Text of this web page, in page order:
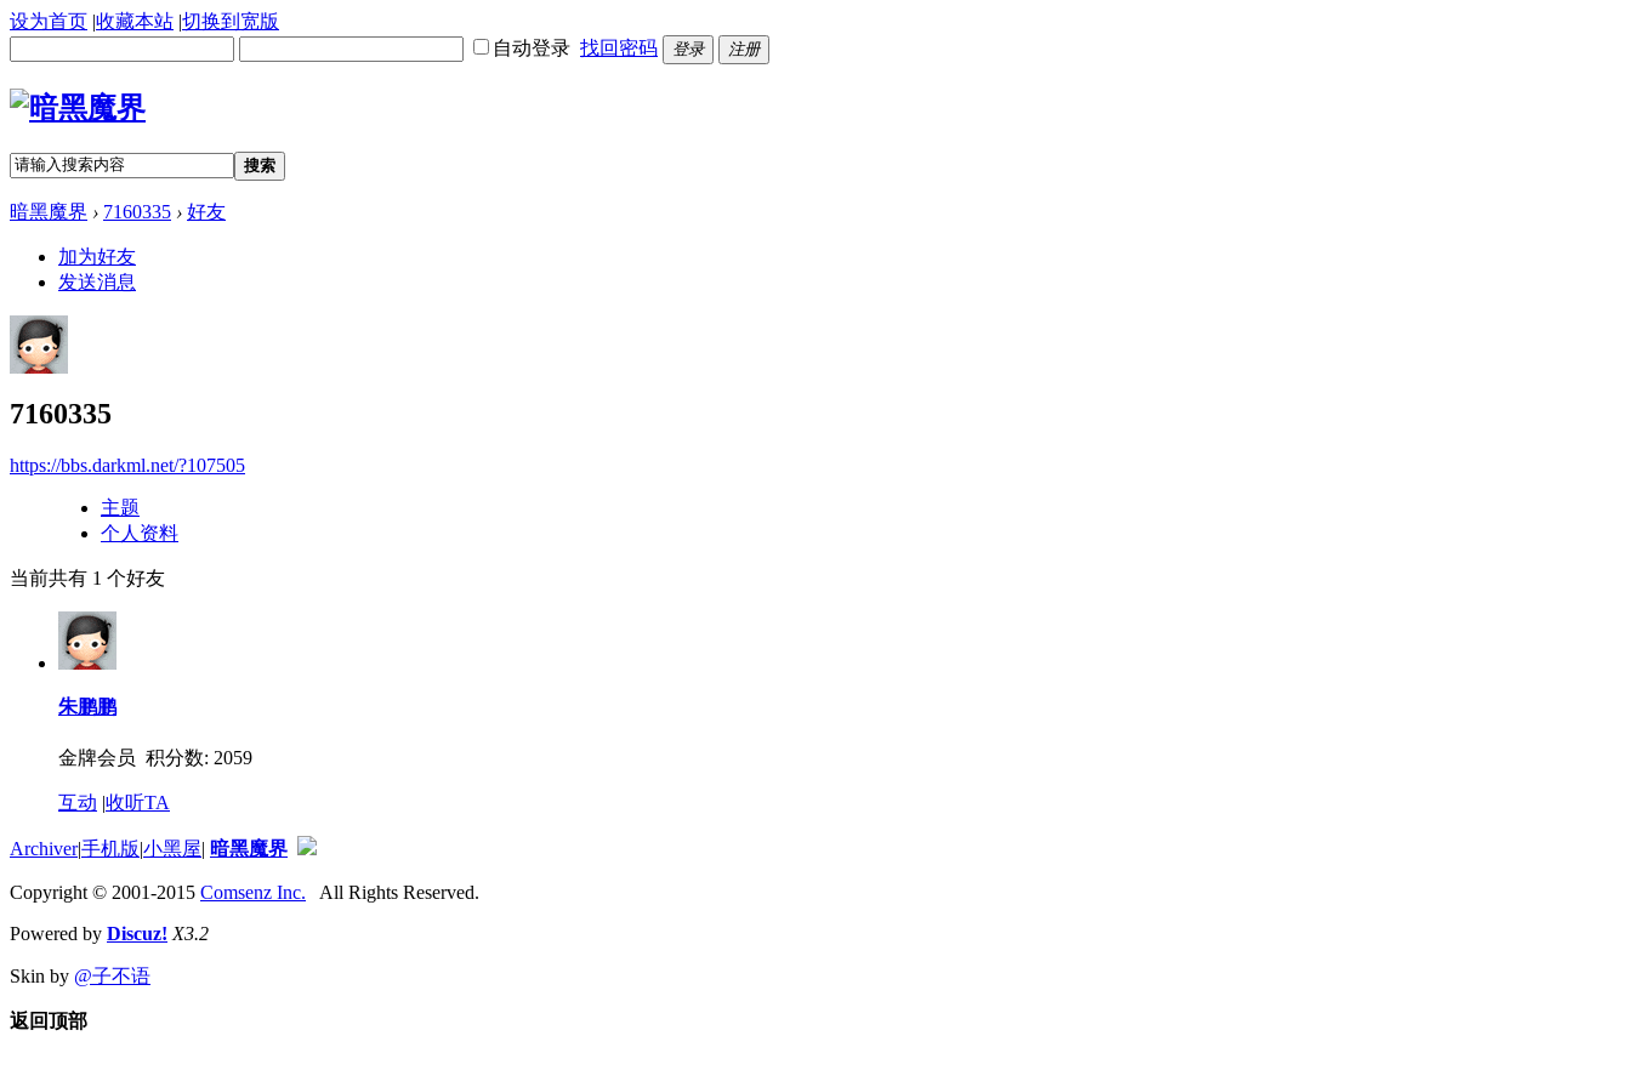
设为首页 |收藏本站 |切换到宽版
自动登录 找回密码 登录 注册
搜索
暗黑魔界 › 7160335 › 好友
加为好友
发送消息
7160335
https://bbs.darkml.net/?107505
主题
个人资料
当前共有 1 个好友
朱鹏鹏
金牌会员 积分数: 2059
互动 |收听TA
Archiver|手机版|小黑屋| 暗黑魔界
Copyright © 2001-2015 Comsenz Inc. All Rights Reserved.
Powered by Discuz! X3.2
Skin by @子不语
返回顶部